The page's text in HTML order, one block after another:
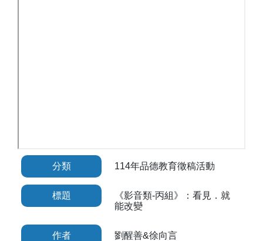
分類 114年品德教育徵稿活動
標題
《影音類-丙組》：看見．就
能改變
作者 劉醒善&徐向言